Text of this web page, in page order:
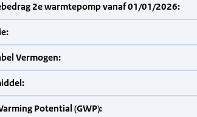
2e warmtepomp vanaf 01/01/2026:
Vermogen:
Potential (GWP):